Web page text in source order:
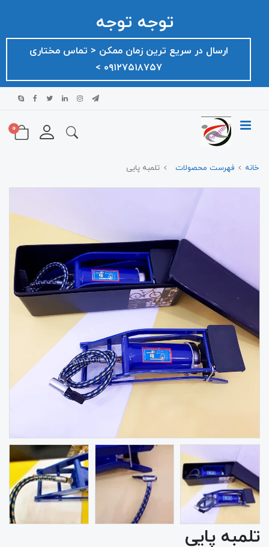
توجه توجه
ارسال در سریع ترین زمان ممکن ‌< تماس مختاری
۰۹۱۲۷۵۱۸۷۵۷ >
0
خانه فهرست محصولات تلمبه پایی
تلمبه پایی